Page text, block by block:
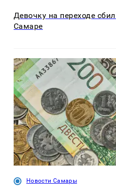
Девочку на переходе
Самаре
Новости Самары